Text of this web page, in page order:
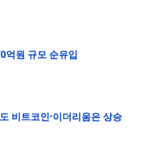
억원 규모 순유입
비트코인·이더리움은 상승